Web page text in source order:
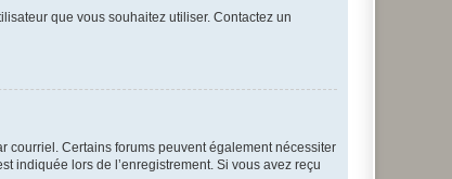
que vous souhaitez utiliser. Contactez un
courriel. Certains forums peuvent également nécessiter
indiquée lors de l’enregistrement. Si vous avez reçu